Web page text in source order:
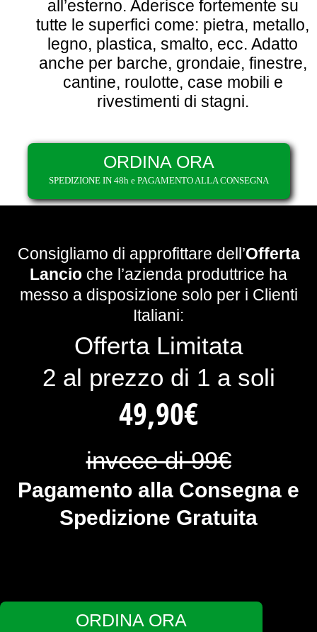
all’esterno. Aderisce fortemente su
tutte le superfici come: pietra, metallo,
legno, plastica, smalto, ecc. Adatto
anche per barche, grondaie, finestre,
cantine, roulotte, case mobili e
rivestimenti di stagni.
ORDINA ORA
SPEDIZIONE IN 48h e PAGAMENTO ALLA CONSEGNA
Consigliamo di approfittare dell’Offerta
Lancio che l’azienda produttrice ha
messo a disposizione solo per i Clienti
Italiani:
Offerta Limitata
2 al prezzo di 1 a soli
49,90€
invece di 99€
Pagamento alla Consegna e
Spedizione Gratuita
ORDINA ORA